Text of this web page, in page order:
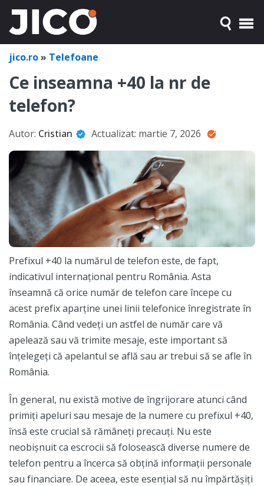
jico.ro» Telefoane
Ce inseamna +40 la nr de
telefon?
Autor: Cristian Actualizat: martie 7, 2026
Prefixul +40 la numărul de telefon este, de fapt,
indicativul internațional pentru România. Asta
înseamnă că orice număr de telefon care începe cu
acest prefix aparține unei linii telefonice înregistrate în
România. Când vedeți un astfel de număr care vă
apelează sau vă trimite mesaje, este important să
înțelegeți că apelantul se află sau ar trebui să se afle în
România.
În general, nu există motive de îngrijorare atunci când
primiți apeluri sau mesaje de la numere cu prefixul +40,
însă este crucial să rămâneți precauți. Nu este
neobișnuit ca escrocii să folosească diverse numere de
telefon pentru a încerca să obțină informații personale
sau financiare. De aceea, este esențial să nu împărtășiți